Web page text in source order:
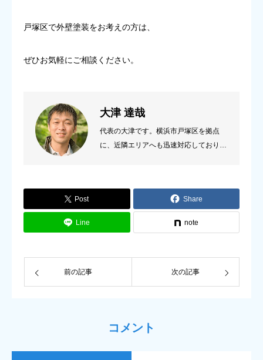
戸塚区で外壁塗装をお考えの方は、
ぜひお気軽にご相談ください。
大津 達哉
代表の大津です。横浜市戸塚区を拠点
に、近隣エリアへも迅速対応しておりま
法をご提案いたします。
Post
Share
Line note
前の記事 次の記事
コメント